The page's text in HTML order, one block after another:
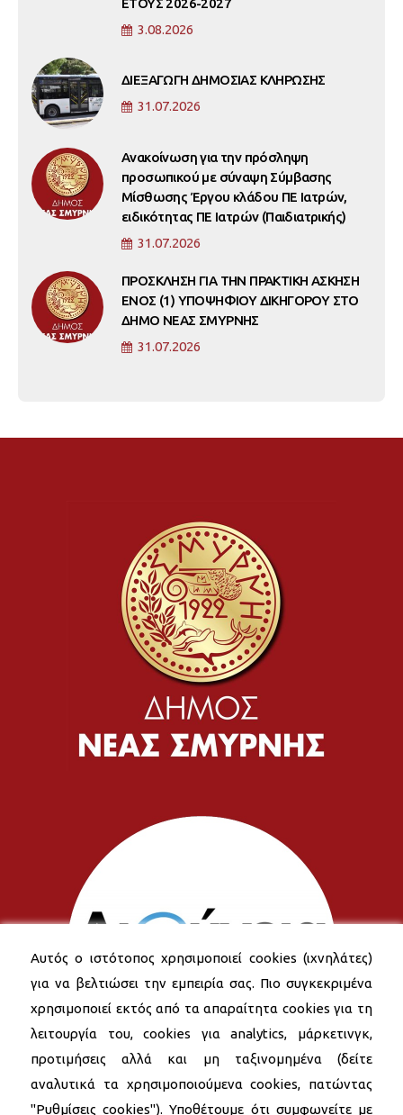
ΕΤΟΥΣ 2026-2027
3.08.2026
ΔΙΕΞΑΓΩΓΗ ΔΗΜΟΣΙΑΣ ΚΛΗΡΩΣΗΣ
31.07.2026
Ανακοίνωση για την πρόσληψη
προσωπικού με σύναψη Σύμβασης
Μίσθωσης Έργου κλάδου ΠΕ Ιατρών,
ειδικότητας ΠΕ Ιατρών (Παιδιατρικής)
31.07.2026
ΠΡΟΣΚΛΗΣΗ ΓΙΑ ΤΗΝ ΠΡΑΚΤΙΚΗ ΑΣΚΗΣΗ
ΕΝΟΣ (1) ΥΠΟΨΗΦΙΟΥ ΔΙΚΗΓΟΡΟΥ ΣΤΟ
ΔΗΜΟ ΝΕΑΣ ΣΜΥΡΝΗΣ
31.07.2026
Αυτός ο ιστότοπος χρησιμοποιεί cookies (ιχνηλάτες)
για να βελτιώσει την εμπειρία σας. Πιο συγκεκριμένα
χρησιμοποιεί εκτός από τα απαραίτητα cookies για τη
λειτουργία του, cookies για analytics, μάρκετινγκ,
προτιμήσεις αλλά και μη ταξινομημένα (δείτε
αναλυτικά τα χρησιμοποιούμενα cookies, πατώντας
"Ρυθμίσεις cookies"). Υποθέτουμε ότι συμφωνείτε με